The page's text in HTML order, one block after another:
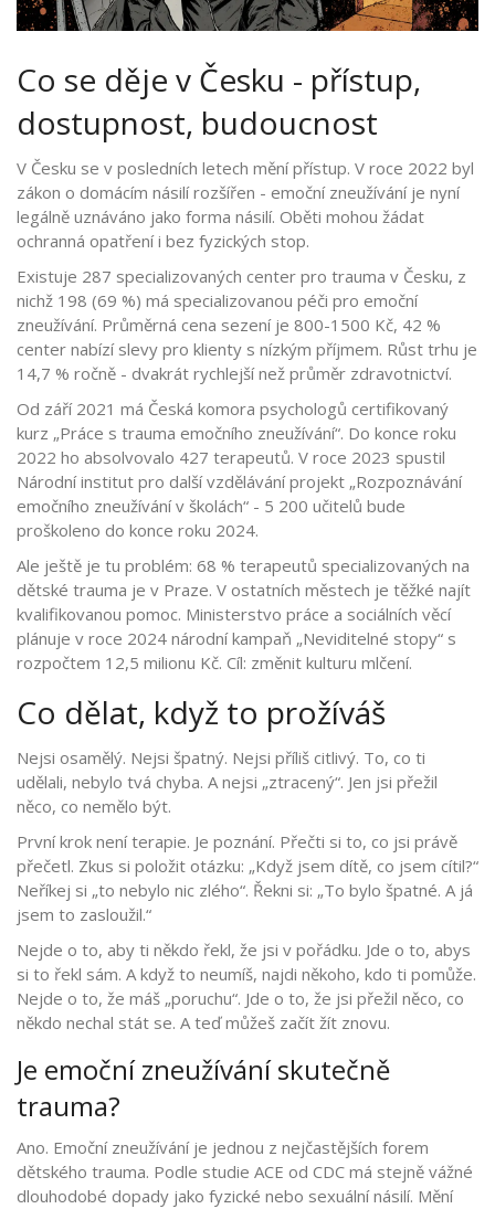
Co se děje v Česku - přístup,
dostupnost, budoucnost
V Česku se v posledních letech mění přístup. V roce 2022 byl
zákon o domácím násilí rozšířen - emoční zneužívání je nyní
legálně uznáváno jako forma násilí. Oběti mohou žádat
ochranná opatření i bez fyzických stop.
Existuje 287 specializovaných center pro trauma v Česku, z
nichž 198 (69 %) má specializovanou péči pro emoční
zneužívání. Průměrná cena sezení je 800-1500 Kč, 42 %
center nabízí slevy pro klienty s nízkým příjmem. Růst trhu je
14,7 % ročně - dvakrát rychlejší než průměr zdravotnictví.
Od září 2021 má Česká komora psychologů certifikovaný
kurz „Práce s trauma emočního zneužívání“. Do konce roku
2022 ho absolvovalo 427 terapeutů. V roce 2023 spustil
Národní institut pro další vzdělávání projekt „Rozpoznávání
emočního zneužívání v školách“ - 5 200 učitelů bude
proškoleno do konce roku 2024.
Ale ještě je tu problém: 68 % terapeutů specializovaných na
dětské trauma je v Praze. V ostatních městech je těžké najít
kvalifikovanou pomoc. Ministerstvo práce a sociálních věcí
plánuje v roce 2024 národní kampaň „Neviditelné stopy“ s
rozpočtem 12,5 milionu Kč. Cíl: změnit kulturu mlčení.
Co dělat, když to prožíváš
Nejsi osamělý. Nejsi špatný. Nejsi příliš citlivý. To, co ti
udělali, nebylo tvá chyba. A nejsi „ztracený“. Jen jsi přežil
něco, co nemělo být.
První krok není terapie. Je poznání. Přečti si to, co jsi právě
přečetl. Zkus si položit otázku: „Když jsem dítě, co jsem cítil?“
Neříkej si „to nebylo nic zlého“. Řekni si: „To bylo špatné. A já
jsem to zasloužil.“
Nejde o to, aby ti někdo řekl, že jsi v pořádku. Jde o to, abys
si to řekl sám. A když to neumíš, najdi někoho, kdo ti pomůže.
Nejde o to, že máš „poruchu“. Jde o to, že jsi přežil něco, co
někdo nechal stát se. A teď můžeš začít žít znovu.
Je emoční zneužívání skutečně
trauma?
Ano. Emoční zneužívání je jednou z nejčastějších forem
dětského trauma. Podle studie ACE od CDC má stejně vážné
dlouhodobé dopady jako fyzické nebo sexuální násilí. Mění